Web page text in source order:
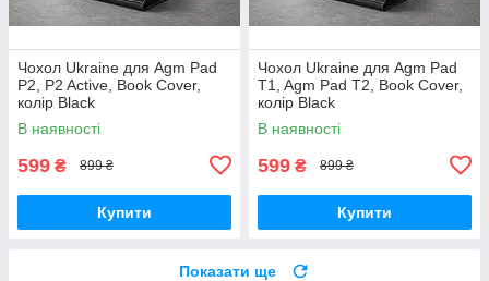
Чохол Ukraine для Agm Pad
P2, P2 Active, Book Cover,
колір Black
В наявності
599 ₴ 899 ₴
Купити
Чохол Ukraine для Agm Pad
T1, Agm Pad T2, Book Cover,
колір Black
В наявності
599 ₴ 899 ₴
Купити
Показати ще